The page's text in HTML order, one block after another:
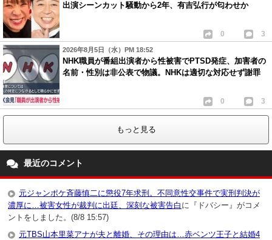
出演シーンカット騒動から2年、有吉弘行が匂わせか
0 3
2026年8月5日（水）PM 18:52
NHK職員が番組出演者から性被害でPTSD発症、加害者の
名前・性別は非公表で物議。NHKは適切な対応せず謝罪
0 3
もっと見る
最近のコメント
元ジャンポケ斉藤慎二に懲役7年求刑。不同意性交事件で実刑判決が
濃厚に…被害女性が裁判に出廷、深刻な被害告白 に『ドバシー』がコメ
ントをしました。(8/8 15:57)
元TBS山本里菜アナが夫と離婚、その理由は…赤ベンツ王子と結婚4